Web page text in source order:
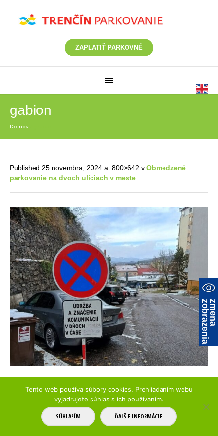
ZAPLATIŤ PARKOVNÉ
gabion
Domov
Published 25 novembra, 2024 at 800×642 v Obmedzené
parkovanie na dvoch uliciach v meste
mapa stránky
© 2017 Parkovanie Trenčín
z
m
e
n
a
z
o
b
r
a
z
e
n
i
a
Tento web používa súbory cookies. Prehliadaním webu
vyjadrujete súhlas s ich používaním.
SÚHLASÍM ĎALŠIE INFORMÁCIE